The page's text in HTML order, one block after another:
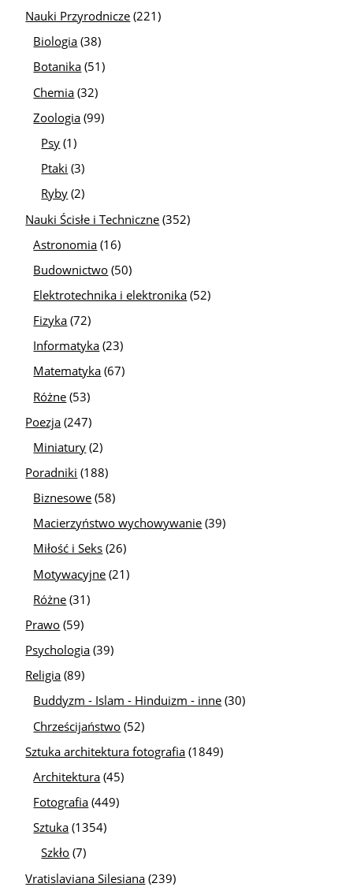
Nauki Przyrodnicze (221)
Biologia (38)
Botanika (51)
Chemia (32)
Zoologia (99)
Psy (1)
Ptaki (3)
Ryby (2)
Nauki Ścisłe i Techniczne (352)
Astronomia (16)
Budownictwo (50)
Elektrotechnika i elektronika (52)
Fizyka (72)
Informatyka (23)
Matematyka (67)
Różne (53)
Poezja (247)
Miniatury (2)
Poradniki (188)
Biznesowe (58)
Macierzyństwo wychowywanie (39)
Miłość i Seks (26)
Motywacyjne (21)
Różne (31)
Prawo (59)
Psychologia (39)
Religia (89)
Buddyzm - Islam - Hinduizm - inne (30)
Chrześcijaństwo (52)
Sztuka architektura fotografia (1849)
Architektura (45)
Fotografia (449)
Sztuka (1354)
Szkło (7)
Vratislaviana Silesiana (239)